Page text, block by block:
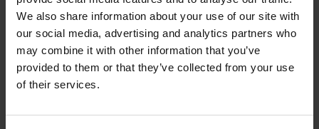
We also share information about your use of our site with
our social media, advertising and analytics partners who
may combine it with other information that you’ve
provided to them or that they’ve collected from your use
of their services.
-20%